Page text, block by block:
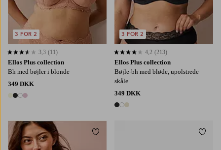
Ellos Plus collection
Bh med bøjler i blonde
349 DKK
4 farver
3,3 baseret på 11 bedømmelser
3,3 (11)
3 FOR 2
Ellos Plus collection
Bøjle-bh med bløde, upolstrede
skåle
349 DKK
3 farver
4,2 baseret på 213 bedømmelser
4,2 (213)
3 FOR 2
Tilføj til favoritter